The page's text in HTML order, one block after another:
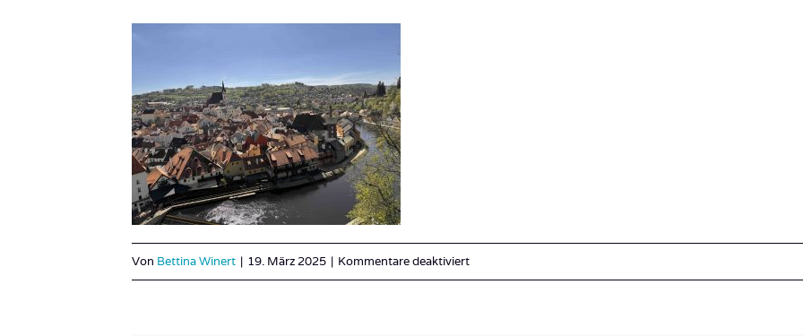
Von Bettina Winert | 19. März 2025 | Kommentare deaktiviertfür